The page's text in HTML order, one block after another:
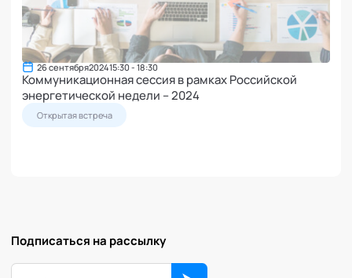
26 сентября202415:30 - 18:30
Коммуникационная сессия в рамках Российской
энергетической недели – 2024
Открытая встреча
Подписаться на рассылку